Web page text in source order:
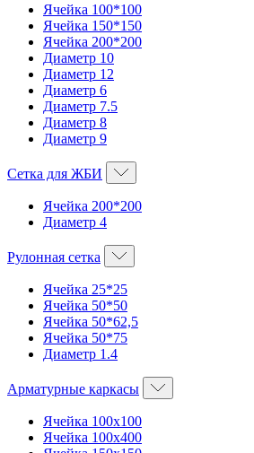
Ячейка 100*100
Ячейка 150*150
Ячейка 200*200
Диаметр 10
Диаметр 12
Диаметр 6
Диаметр 7.5
Диаметр 8
Диаметр 9
Сетка для ЖБИ
Ячейка 200*200
Диаметр 4
Рулонная сетка
Ячейка 25*25
Ячейка 50*50
Ячейка 50*62,5
Ячейка 50*75
Диаметр 1.4
Арматурные каркасы
Ячейка 100х100
Ячейка 100х400